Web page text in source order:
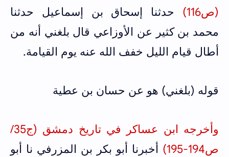
(ص116)
حدثنا إسحاق بن إسماعيل حدثنا
محمد بن كثير عن الأوزاعي قال بلغني أنه من
أطال قيام الليل خفف الله عنه يوم القيامة.
قوله (بلغني) هو عن حسان بن عطية
وأخرجه ابن عساكر في تاريخ دمشق (ج35/
ص194-195)
أخبرنا أبو بكر بن المزرفي نا أبو